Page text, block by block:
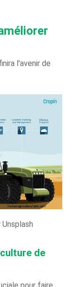
l'avenir de
de